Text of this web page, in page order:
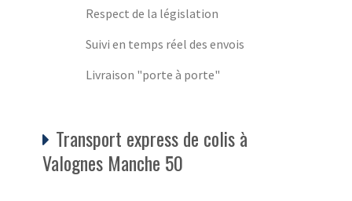
Respect de la législation
Suivi en temps réel des envois
Livraison "porte à porte"
Transport express de colis à
Valognes Manche 50